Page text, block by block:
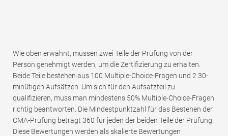
Wie oben erwähnt, müssen zwei Teile der Prüfung von der
Person genehmigt werden, um die Zertifizierung zu erhalten.
Beide Teile bestehen aus 100 Multiple-Choice-Fragen und 2 30-
minütigen Aufsätzen. Um sich für den Aufsatzteil zu
qualifizieren, muss man mindestens 50% Multiple-Choice-Fragen
richtig beantworten. Die Mindestpunktzahl für das Bestehen der
CMA-Prüfung beträgt 360 für jeden der beiden Teile der Prüfung.
Diese Bewertungen werden als skalierte Bewertungen